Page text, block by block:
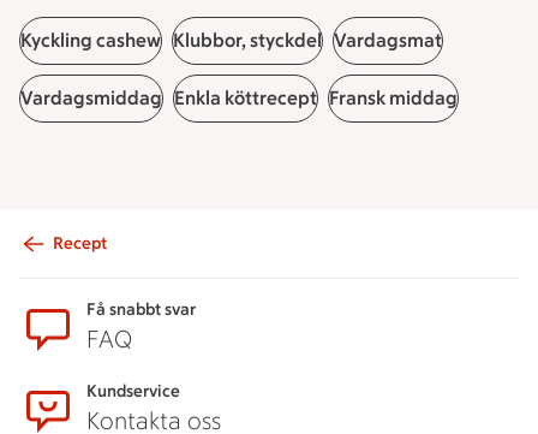
Kyckling cashew Klubbor, styckdel Vardagsmat
Vardagsmiddag Enkla köttrecept Fransk middag
Recept
Få snabbt svar
FAQ
Kundservice
Kontakta oss